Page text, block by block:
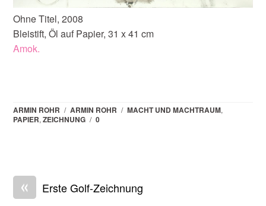
Ohne Titel, 2008
Bleistift, Öl auf Papier, 31 x 41 cm
Amok.
ARMIN ROHR / ARMIN ROHR / MACHT UND MACHTRAUM,
PAPIER,ZEICHNUNG / 0
« Erste Golf-Zeichnung